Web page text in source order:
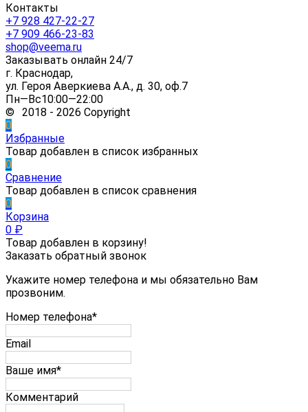
Контакты
+7 928 427-22-27
+7 909 466-23-83
shop@veema.ru
Заказывать онлайн 24/7
г. Краснодар,
ул. Героя Аверкиева А.А., д. 30, оф.7
Пн—Вс10:00—22:00
© 2018 - 2026 Copyright
0
Избранные
Товар добавлен в список избранных
0
Сравнение
Товар добавлен в список сравнения
0
Корзина
0 ₽
Товар добавлен в корзину!
Заказать обратный звонок
Укажите номер телефона и мы обязательно Вам
прозвоним.
Номер телефона*
Email
Ваше имя*
Комментарий